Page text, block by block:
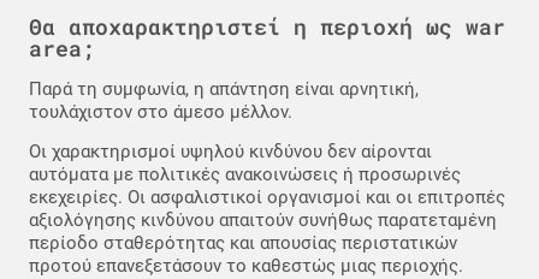
Θα αποχαρακτηριστεί η περιοχή ως war
area;
Παρά τη συμφωνία, η απάντηση είναι αρνητική,
τουλάχιστον στο άμεσο μέλλον.
Οι χαρακτηρισμοί υψηλού κινδύνου δεν αίρονται
αυτόματα με πολιτικές ανακοινώσεις ή προσωρινές
εκεχειρίες. Οι ασφαλιστικοί οργανισμοί και οι επιτροπές
αξιολόγησης κινδύνου απαιτούν συνήθως παρατεταμένη
περίοδο σταθερότητας και απουσίας περιστατικών
προτού επανεξετάσουν το καθεστώς μιας περιοχής.